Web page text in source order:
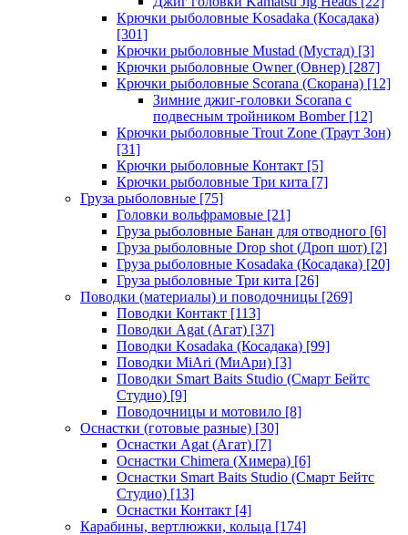
Крючки рыболовные Kosadaka (Косадака)
[301]
Крючки рыболовные Mustad (Мустад) [3]
Крючки рыболовные Owner (Овнер) [287]
Крючки рыболовные Scorana (Скорана) [12]
Зимние джиг-головки Scorana с
подвесным тройником Bomber[12]
Крючки рыболовные Trout Zone (Траут Зон)
[31]
Крючки рыболовные Контакт [5]
Крючки рыболовные Три кита [7]
Груза рыболовные [75]
Головки вольфрамовые [21]
Груза рыболовные Банан для отводного [6]
Груза рыболовные Drop shot (Дроп шот) [2]
Груза рыболовные Kosadaka (Косадака) [20]
Груза рыболовные Три кита [26]
Поводки (материалы) и поводочницы [269]
Поводки Контакт [113]
Поводки Agat (Агат) [37]
Поводки Kosadaka (Косадака) [99]
Поводки MiAri (МиАри) [3]
Поводки Smart Baits Studio (Смарт Бейтс
Студио) [9]
Поводочницы и мотовило [8]
Оснастки (готовые разные) [30]
Оснастки Agat (Агат) [7]
Оснастки Chimera (Химера) [6]
Оснастки Smart Baits Studio (Смарт Бейтс
Студио) [13]
Оснастки Контакт [4]
Карабины, вертлюжки, кольца [174]